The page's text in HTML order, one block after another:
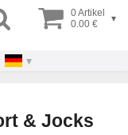
0 Artikel
0.00 €
▾
& Jocks